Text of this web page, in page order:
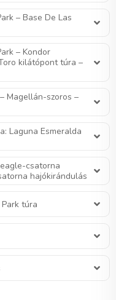
– Base De Las
– Kondor
kilátópont túra –
Magellán-szoros –
Laguna Esmeralda
csatorna
hajókirándulás
túra